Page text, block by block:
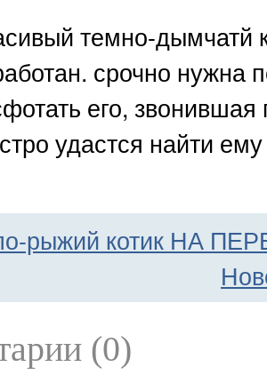
темно-дымчатй
срочно нужна
его, звонившая
удастся найти
рыжий котик НА
(0)